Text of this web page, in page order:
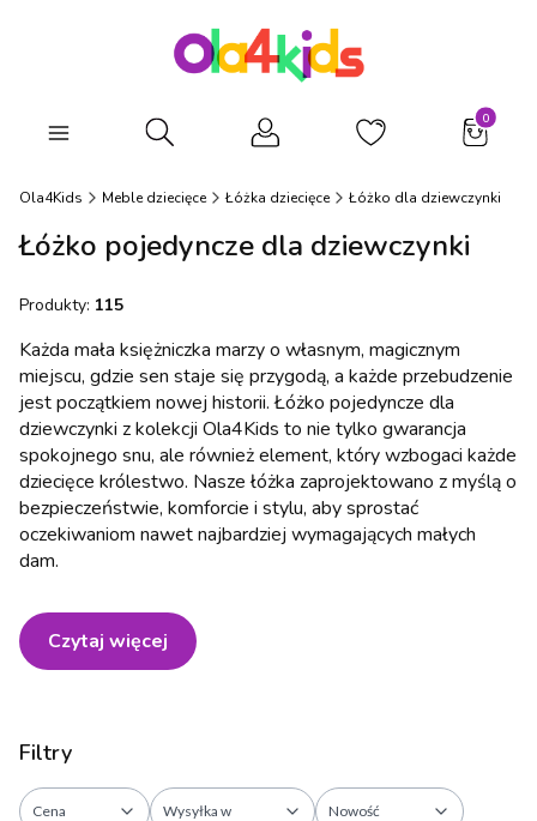
Otwórz wyszukiwarkę
Ola4Kids Meble dziecięce Łóżka dziecięce Łóżko dla dziewczynki
Łóżko pojedyncze dla dziewczynki
Produkty: 115
Każda mała księżniczka marzy o własnym, magicznym
miejscu, gdzie sen staje się przygodą, a każde przebudzenie
jest początkiem nowej historii. Łóżko pojedyncze dla
dziewczynki z kolekcji Ola4Kids to nie tylko gwarancja
spokojnego snu, ale również element, który wzbogaci każde
dziecięce królestwo. Nasze łóżka zaprojektowano z myślą o
bezpieczeństwie, komforcie i stylu, aby sprostać
oczekiwaniom nawet najbardziej wymagających małych
dam.
Czytaj więcej
Filtry
Cena Wysyłka w Nowość